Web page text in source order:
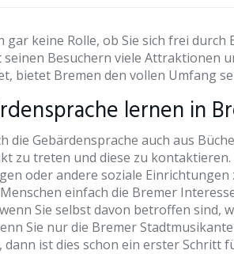
gar keine Rolle, ob Sie sich frei
Besuchern viele Attraktionen
bietet Bremen den vollen Umfang
lernen in
die Gebärdensprache auch aus
zu treten und diese zu
oder andere soziale Einrichtungen
einfach die Bremer
Sie selbst davon betroffen sind,
Sie nur die Bremer
ist dies schon ein erster Schritt